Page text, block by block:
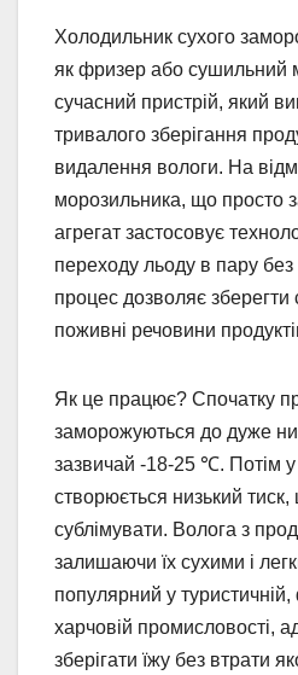
Холодильник сухого
як фризер або сушильний
сучасний пристрій, який
тривалого зберігання
видалення вологи. На
морозильника, що просто
агрегат застосовує
переходу льоду в пару без
процес дозволяє зберегти
поживні речовини
Як це працює? Спочатку
заморожуються до дуже
зазвичай -18-25 ℃. Потім у
створюється низький
сублімувати. Волога з
залишаючи їх сухими і
популярний у
харчовій промисловості,
зберігати їжу без втрати